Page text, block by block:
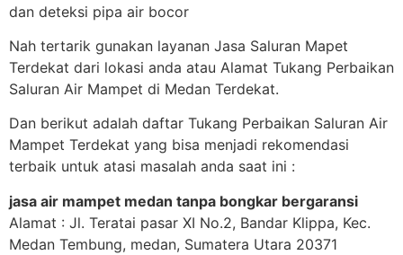
dan deteksi pipa air bocor
Nah tertarik gunakan layanan Jasa Saluran Mapet
Terdekat dari lokasi anda atau Alamat Tukang Perbaikan
Saluran Air Mampet di Medan Terdekat.
Dan berikut adalah daftar Tukang Perbaikan Saluran Air
Mampet Terdekat yang bisa menjadi rekomendasi
terbaik untuk atasi masalah anda saat ini :
jasa air mampet medan tanpa bongkar bergaransi
Alamat : Jl. Teratai pasar XI No.2, Bandar Klippa, Kec.
Medan Tembung, medan, Sumatera Utara 20371